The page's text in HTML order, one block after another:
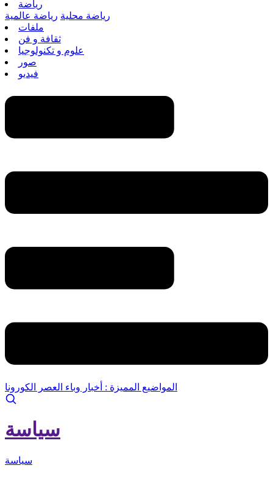
رياضة
رياضة محلية رياضة عالمية
ملفات
ثقافة و فن
علوم و تكنولوجيا
صور
فيديو
المواضيع المميزة : أخبار وباء العصر الكورونا
سياسة
سياسة